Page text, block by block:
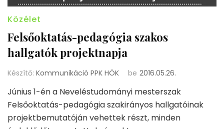
Közélet
Felsőoktatás-pedagógia szakos
hallgatók projektnapja
Készítő: Kommunikáció PPK HÖK be 2016.05.26.
Június 1-én a Neveléstudományi mesterszak
Felsőoktatás-pedagógia szakirányos hallgatóinak
projektbemutatóján vehettek részt, minden